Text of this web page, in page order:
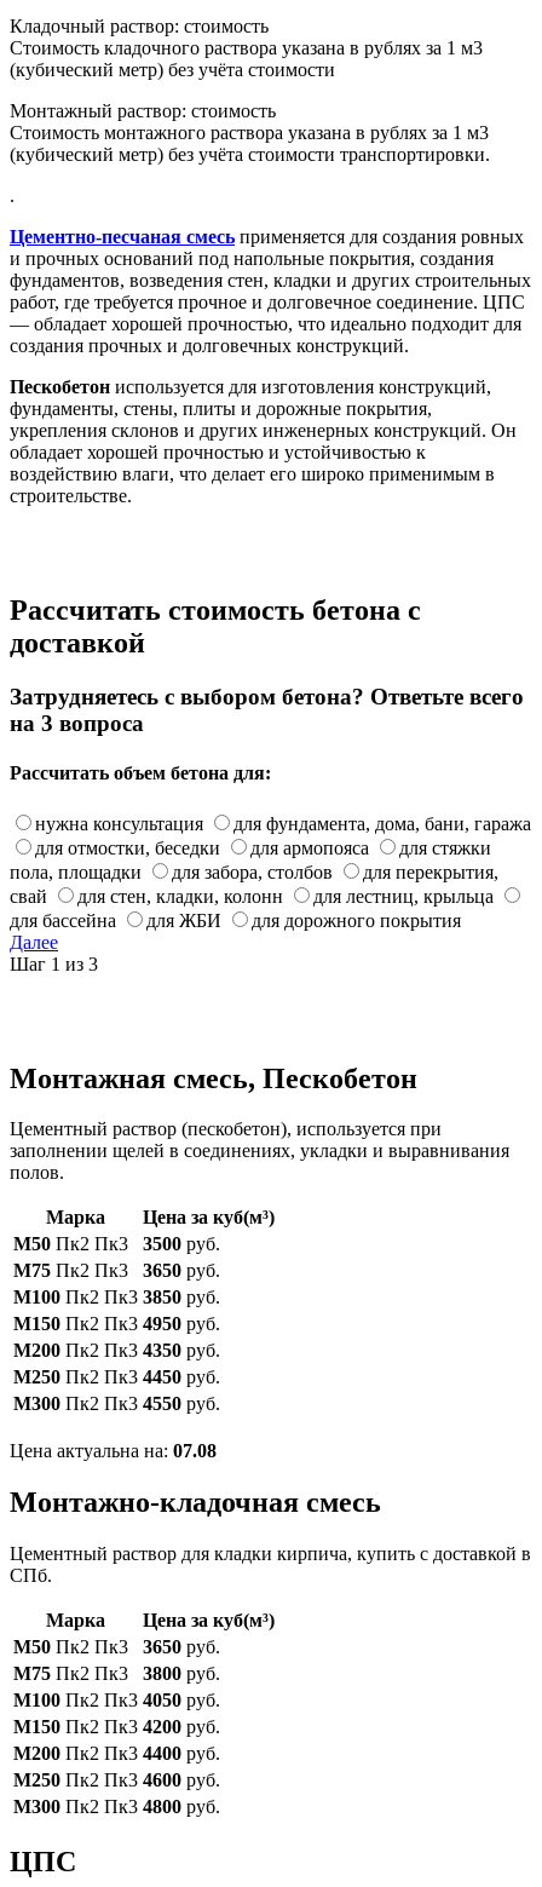
Кладочный раствор: стоимость
Стоимость кладочного раствора указана в рублях за 1 м3
(кубический метр) без учёта стоимости
Монтажный раствор: стоимость
Стоимость монтажного раствора указана в рублях за 1 м3
(кубический метр) без учёта стоимости транспортировки.
.
Цементно-песчаная смесь применяется для создания ровных
и прочных оснований под напольные покрытия, создания
фундаментов, возведения стен, кладки и других строительных
работ, где требуется прочное и долговечное соединение. ЦПС
— обладает хорошей прочностью, что идеально подходит для
создания прочных и долговечных конструкций.
Пескобетон используется для изготовления конструкций,
фундаменты, стены, плиты и дорожные покрытия,
укрепления склонов и других инженерных конструкций. Он
обладает хорошей прочностью и устойчивостью к
воздействию влаги, что делает его широко применимым в
строительстве.
Рассчитать стоимость бетона с
доставкой
Затрудняетесь с выбором бетона? Ответьте всего
на 3 вопроса
Рассчитать объем бетона для:
нужна консультация
для фундамента, дома, бани, гаража
для отмостки, беседки
для армопояса
для стяжки
пола, площадки
для забора, столбов
для перекрытия,
свай
для стен, кладки, колонн
для лестниц, крыльца
для бассейна
для ЖБИ
для дорожного покрытия
Далее
Шаг 1 из 3
Монтажная смесь, Пескобетон
Цементный раствор (пескобетон), используется при
заполнении щелей в соединениях, укладки и выравнивания
полов.
Марка
Цена за куб(м³)
М50 Пк2 Пк3 3500 руб.
М75 Пк2 Пк3 3650 руб.
М100 Пк2 Пк3 3850 руб.
М150 Пк2 Пк3 4950 руб.
М200 Пк2 Пк3 4350 руб.
М250 Пк2 Пк3 4450 руб.
М300 Пк2 Пк3 4550 руб.
Цена актуальна на: 07.08
Монтажно-кладочная смесь
Цементный раствор для кладки кирпича, купить с доставкой в
СПб.
Марка
Цена за куб(м³)
М50 Пк2 Пк3 3650 руб.
М75 Пк2 Пк3 3800 руб.
М100 Пк2 Пк3 4050 руб.
М150 Пк2 Пк3 4200 руб.
М200 Пк2 Пк3 4400 руб.
М250 Пк2 Пк3 4600 руб.
М300 Пк2 Пк3 4800 руб.
ЦПС